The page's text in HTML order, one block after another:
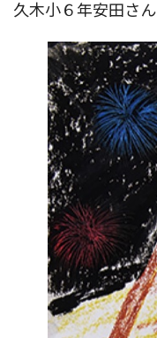
久木小６年安田さん